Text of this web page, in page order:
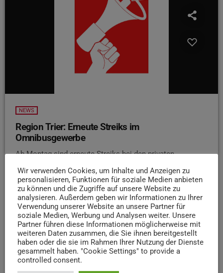
NEWS
Region Trier: Erneute Streiks im
Omnibusgewerbe
Ab Montag sind erneute Streiks bei den privaten
Gewerkschaft Verdi mitteilt, soll der sogenannte
„Erzwingungsstreik“ bis zum darauffolgenden Sonntag
andauern. Der Tarifkonflikt betrifft rund 4.000
Beschäftigte. Verdi fordert für sie 500 Euro mehr Lohn
und Gehalt sowie eine Einmalzahlung von 3.000 Euro. Es
gehe darum, die Folgen der hohen Inflation durch eine
gerechte und angemessene Tariflohnerhöhung
auszugleichen. In der Region Trier sind insbesondere
Wir verwenden Cookies, um Inhalte und Anzeigen zu
personalisieren, Funktionen für soziale Medien anbieten
zu können und die Zugriffe auf unsere Website zu
analysieren. Außerdem geben wir Informationen zu Ihrer
Verwendung unserer Website an unsere Partner für
soziale Medien, Werbung und Analysen weiter. Unsere
Partner führen diese Informationen möglicherweise mit
weiteren Daten zusammen, die Sie ihnen bereitgestellt
haben oder die sie im Rahmen Ihrer Nutzung der Dienste
gesammelt haben. "Cookie Settings" to provide a
controlled consent.